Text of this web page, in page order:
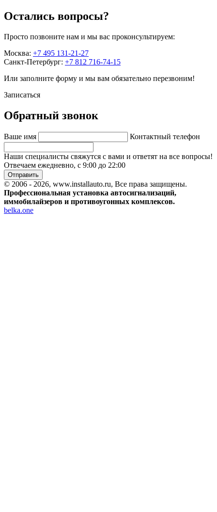
Остались вопросы?
Просто позвоните нам и мы вас проконсультируем:
Москва: +7 495 131-21-27
Санкт-Петербург: +7 812 716-74-15
Или заполните форму и мы вам обязательно перезвоним!
Записаться
Обратный звонок
Ваше имя Контактный телефон
Наши специалисты свяжутся с вами и ответят на все вопросы!
Отвечаем ежедневно, с 9:00 до 22:00
Отправить
© 2006 - 2026, www.installauto.ru, Все права защищены.
Профессиональная установка автосигнализаций,
иммобилайзеров и противоугонных комплексов.
belka.one